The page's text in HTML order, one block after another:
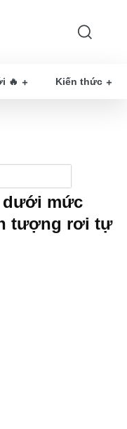
🔥 Kiến thức
dưới mức
tượng rơi tự